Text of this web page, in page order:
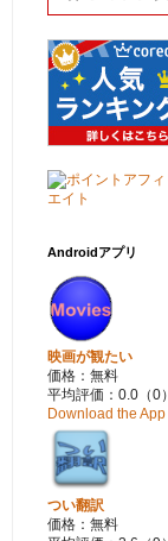
Androidアプリ
映画が観たい
価格：無料
平均評価：0.0（0）
Download the App
つい翻訳
価格：無料